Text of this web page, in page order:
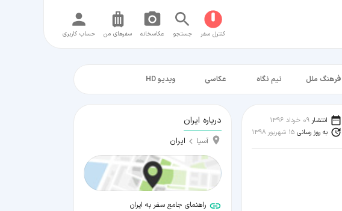
کنترل سفر جستجو عکاسخانه سفر‌های من حساب کاربری
فرهنگ ملل نیم نگاه عکاسی ویدیو HD
انتشار 09 خرداد 1396
به روز رسانی 15 شهریور 1398
درباره ایران
آسیا ایران
راهنمای جامع سفر به ایران